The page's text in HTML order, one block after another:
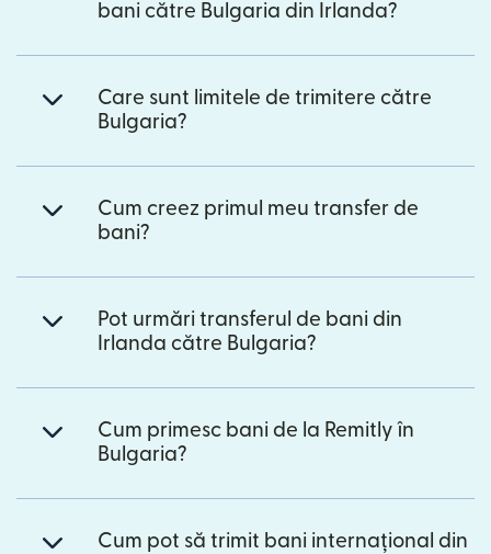
bani către Bulgaria din Irlanda?
Care sunt limitele de trimitere către
Bulgaria?
Cum creez primul meu transfer de
bani?
Pot urmări transferul de bani din
Irlanda către Bulgaria?
Cum primesc bani de la Remitly în
Bulgaria?
Cum pot să trimit bani internațional din